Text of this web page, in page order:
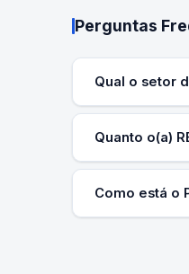
Perguntas
Qual o setor
Quanto o(a)
Como está o